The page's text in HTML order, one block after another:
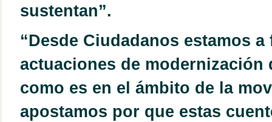
sustentan”.
“Desde Ciudadanos estamos a
actuaciones de modernización
como es en el ámbito de la
apostamos por que estas